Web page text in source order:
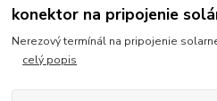
konektor na pripojenie
Nerezový termínál na pripojenie
celý popis